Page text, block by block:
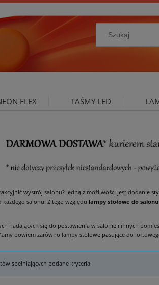
FLEX TAŚMY LED
wystrój salonu? Jedną z możliwości jest dodanie
każdego salonu. Z tego względu lampy stołowe do salonu
nadających się do postawienia w salonie i innych
bowiem zarówno lampy stołowe pasujące do
spełniających podane kryteria.